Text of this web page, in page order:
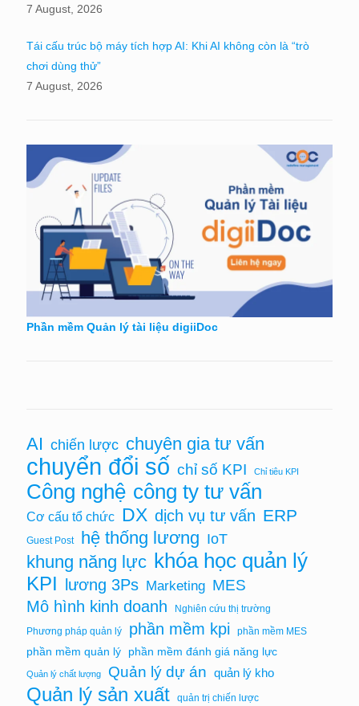
7 August, 2026
Tái cấu trúc bộ máy tích hợp AI: Khi AI không còn là “trò
chơi dùng thử”
7 August, 2026
Phần mềm Quản lý tài liệu digiiDoc
AI chiến lược chuyên gia tư vấn
chuyển đổi số chỉ số KPI Chỉ tiêu KPI
Công nghệ công ty tư vấn
Cơ cấu tổ chức DX dịch vụ tư vấn ERP
Guest Post hệ thống lương IoT
khung năng lực khóa học quản lý
KPI lương 3Ps Marketing MES
Mô hình kinh doanh
Nghiên cứu thị trường
Phương pháp quản lý
phần mềm kpi phần mềm MES
phần mềm quản lý phần mềm đánh giá năng lực
Quản lý chất lượng Quản lý dự án quản lý kho
Quản lý sản xuất quản trị chiến lược